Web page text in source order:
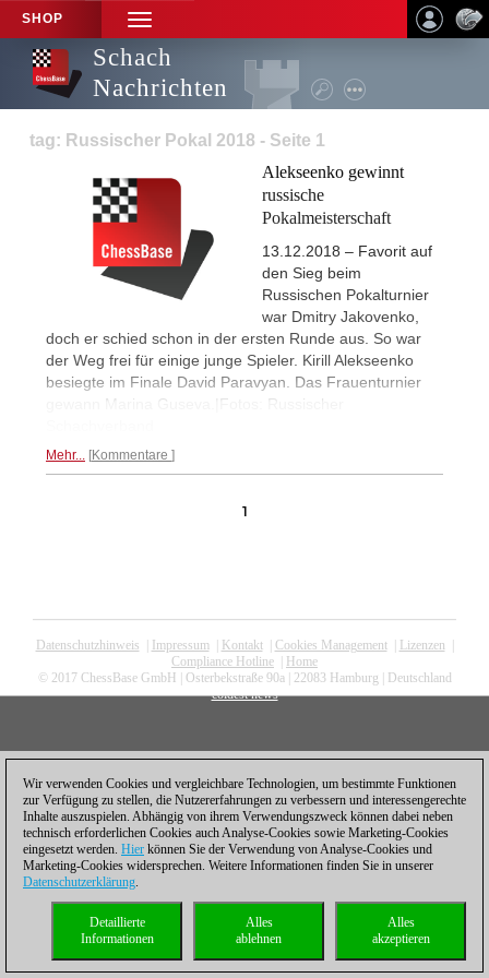
SHOP
TOGGLE
NAVIGATION
Schach
Nachrichten
tag: Russischer Pokal 2018 - Seite 1
Alekseenko gewinnt
russische
Pokalmeisterschaft
13.12.2018 – Favorit auf
den Sieg beim
Russischen Pokalturnier
war Dmitry Jakovenko,
doch er schied schon in der ersten Runde aus. So war
der Weg frei für einige junge Spieler. Kirill Alekseenko
besiegte im Finale David Paravyan. Das Frauenturnier
gewann Marina Guseva.|Fotos: Russischer
Mehr... Kommentare
1
Datenschutzhinweis Impressum| Kontakt| Cookies Management| Lizenzen
Compliance Hotline
Home
© 2017 ChessBase GmbH | Osterbekstraße 90a | 22083 Hamburg | Deutschland
coldest news
Wir verwenden Cookies und vergleichbare Technologien, um bestimmte Funktionen
zur Verfügung zu stellen, die Nutzererfahrungen zu verbessern und interessengerechte
Inhalte auszuspielen. Abhängig von ihrem Verwendungszweck können dabei neben
technisch erforderlichen Cookies auch Analyse-Cookies sowie Marketing-Cookies
eingesetzt werden. Hier können Sie der Verwendung von Analyse-Cookies und
Marketing-Cookies widersprechen. Weitere Informationen finden Sie in unserer
Datenschutzerklärung.
Alles
akzeptieren
Alles
ablehnen
Detaillierte
Informationen